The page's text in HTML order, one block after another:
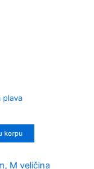
plava
korpu